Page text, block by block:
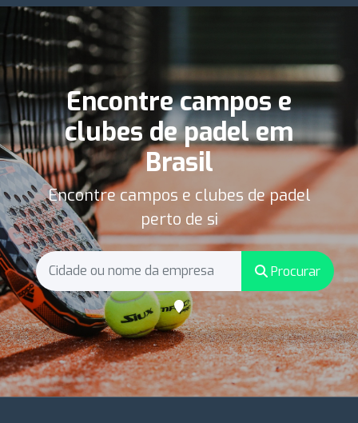
Encontre campos e
clubes de padel em
Brasil
Encontre campos e clubes de padel
perto de si
Procurar